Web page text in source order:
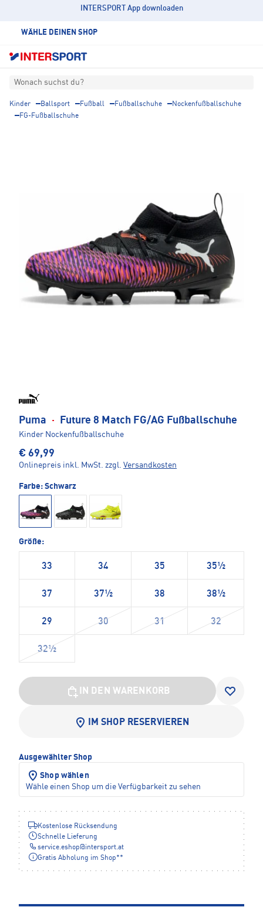
INTERSPORT App downloaden
WÄHLE DEINEN SHOP
Wonach suchst du?
Kinder Ballsport Fußball Fußballschuhe
Nockenfußballschuhe
FG-Fußballschuhe
Puma · Future 8 Match FG/AG Fußballschuhe
Kinder Nockenfußballschuhe
€ 69,99
Onlinepreis inkl. MwSt. zzgl. Versandkosten
Farbe: Schwarz
Größe:
33 34 35 35½
37 37½ 38 38½
29 30 31 32
32½
IN DEN WARENKORB
IM SHOP RESERVIEREN
Ausgewählter Shop
Shop wählen
Wähle einen Shop um die Verfügbarkeit zu sehen
Kostenlose Rücksendung
Schnelle Lieferung
service.eshop@intersport.at
Gratis Abholung im Shop**